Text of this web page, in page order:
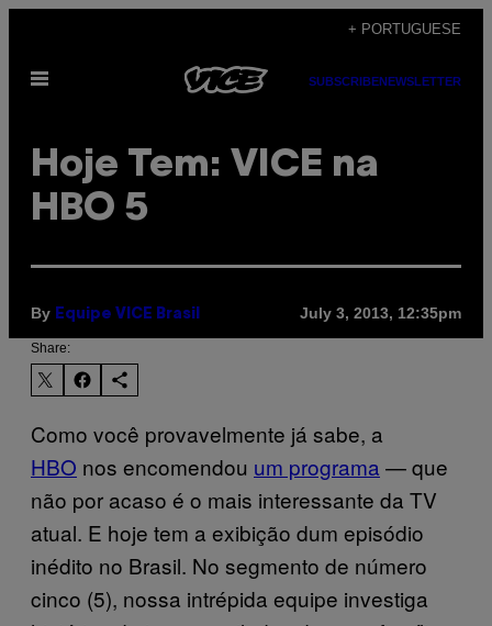
content
+ PORTUGUESE
Open
SUBSCRIBENEWSLETTER
Hoje Tem: VICE na
HBO 5
By Equipe VICE Brasil July 3, 2013, 12:35pm
Share:
Como você provavelmente já sabe, a
HBO nos encomendou um programa — que
não por acaso é o mais interessante da TV
atual. E hoje tem a exibição dum episódio
inédito no Brasil. No segmento de número
cinco (5), nossa intrépida equipe investiga